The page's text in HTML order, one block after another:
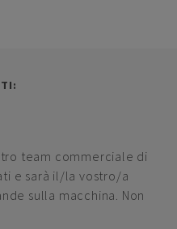
team commerciale di
e sarà il/la vostro/a
sulla macchina. Non